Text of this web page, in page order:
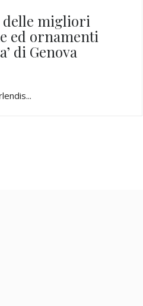
delle migliori
ed ornamenti
di Genova